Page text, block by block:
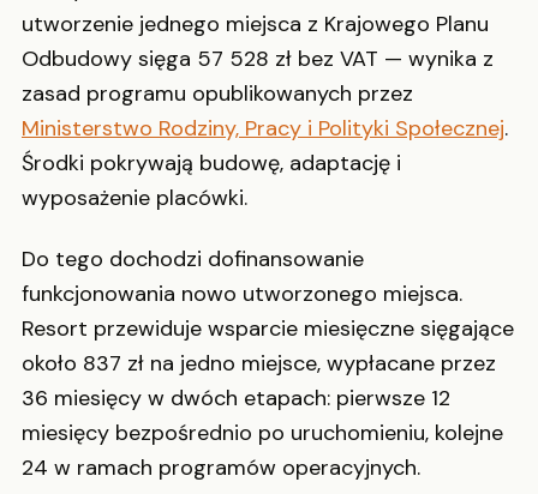
utworzenie jednego miejsca z Krajowego Planu
Odbudowy sięga 57 528 zł bez VAT — wynika z
zasad programu opublikowanych przez
Ministerstwo Rodziny, Pracy i Polityki Społecznej.
Środki pokrywają budowę, adaptację i
wyposażenie placówki.
Do tego dochodzi dofinansowanie
funkcjonowania nowo utworzonego miejsca.
Resort przewiduje wsparcie miesięczne sięgające
około 837 zł na jedno miejsce, wypłacane przez
36 miesięcy w dwóch etapach: pierwsze 12
miesięcy bezpośrednio po uruchomieniu, kolejne
24 w ramach programów operacyjnych.